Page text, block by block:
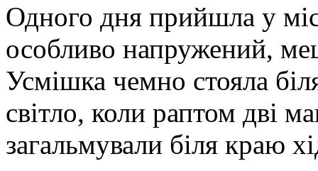
Одного дня прийшла у
особливо напружений,
Усмішка чемно стояла
світло, коли раптом дві
загальмували біля краю